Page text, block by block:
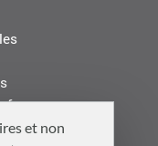
et non